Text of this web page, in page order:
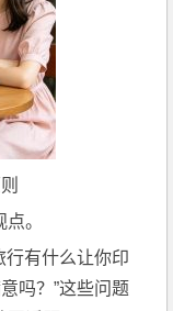
。
行有什么让你印
吗？”这些问题